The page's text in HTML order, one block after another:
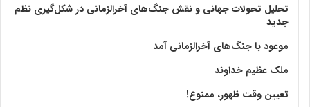
تحلیل تحولات جهانی و نقش جنگ‌های آخرالزمانی در شکل‌گیری نظم
جدید
موعود با جنگ‌های آخرالزمانی آمد
ملک عظیم خداوند
تعیین وقت ظهور، ممنوع!